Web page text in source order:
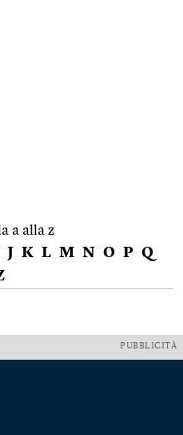
a alla z
J K L M N O P Q
PUBBLICITÀ